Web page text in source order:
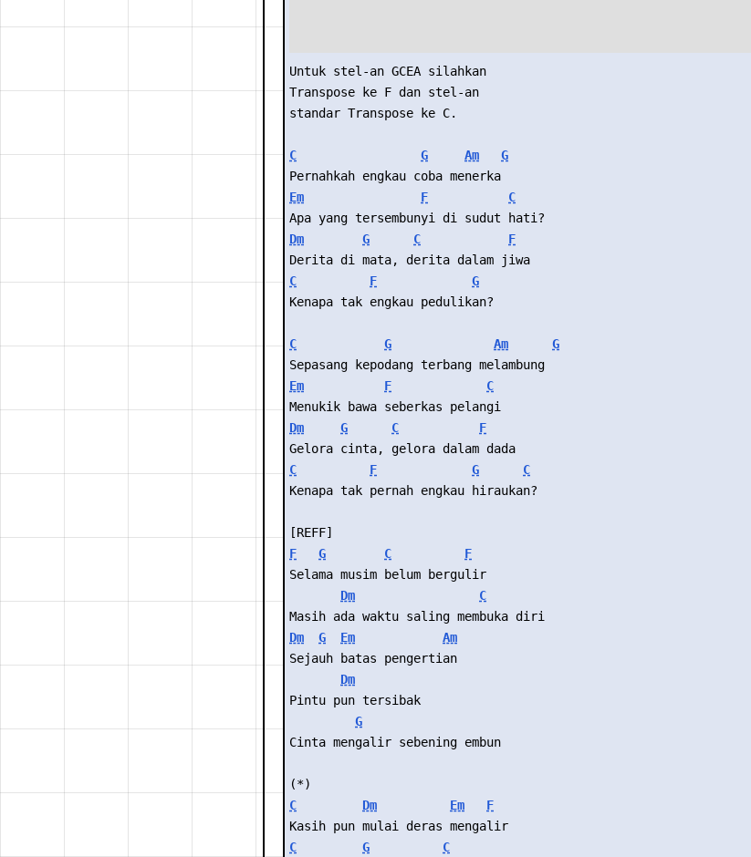
Untuk stel-an GCEA silahkan
Transpose ke F dan stel-an
standar Transpose ke C.
C G Am
G
Pernahkah engkau coba menerka
Em
F
C
Apa yang tersembunyi di sudut hati?
Dm
G C
F
Derita di mata, derita dalam jiwa
C
F
G
Kenapa tak engkau pedulikan?
C G Am
G
Sepasang kepodang terbang melambung
Em
F
C
Menukik bawa seberkas pelangi
Dm
G C
F
Gelora cinta, gelora dalam dada
C
F G
C
Kenapa tak pernah engkau hiraukan?
[REFF]
F
G C
F
Selama musim belum bergulir
Dm
C
Masih ada waktu saling membuka diri
Dm
G Em
Am
Sejauh batas pengertian
Dm
Pintu pun tersibak
G
Cinta mengalir sebening embun
(*)
C
Dm Em
F
Kasih pun mulai deras mengalir
C
G
C